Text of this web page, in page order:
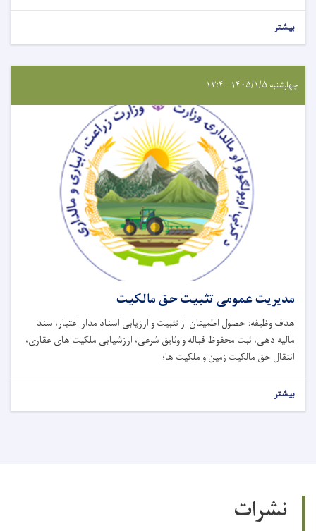
بیشتر
چهارشنبه ۱۴۰۵/۱/۵ - ۱۳:۴
مدیریت عمومی تثبیت حق مالکیت
هدف وظیفه: حصول اطمینان از تثبیت و ارزیابی اسناد مدار اعتبار، سند
مالیه دهی، ثبت محفوظ قباله و وثایق شرعی، ارزشیابی ملکیت های عقاری،
انتقال حق مالکیت زمین و ملکیت ها؛
بیشتر
نشرات